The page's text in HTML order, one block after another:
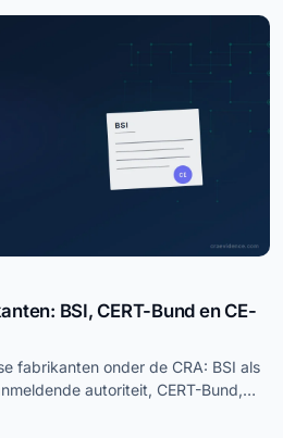
BSI, CERT-Bund en CE-
fabrikanten onder de CRA: BSI als
autoriteit, CERT-Bund,